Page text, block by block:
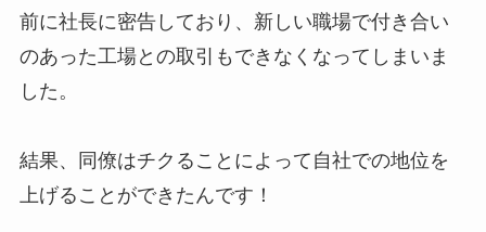
前に社長に密告しており、新しい職場で付き合い
のあった工場との取引もできなくなってしまいま
した。
結果、同僚はチクることによって自社での地位を
上げることができたんです！